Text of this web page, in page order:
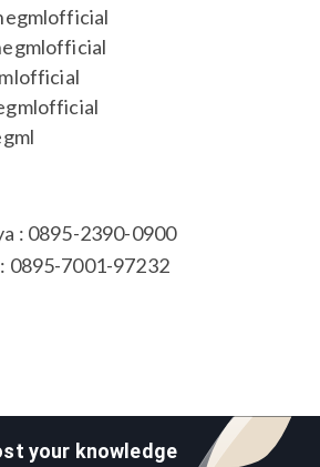
: 0895-2390-0900
0895-7001-97232
your knowledge